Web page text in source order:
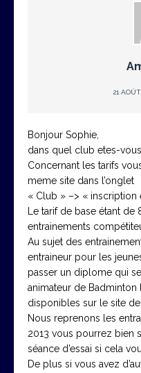
21 AOÛT
Bonjour Sophie,
dans quel club etes-
Concernant les tarifs
meme site dans l’onglet
« Club » –> « inscription
Le tarif de base étant
entrainements
Au sujet des
entraineur pour les
passer un diplome qui
animateur de
disponibles sur le site de
Nous reprenons les
2013 vous pourrez bien
séance d’essai si cela
De plus si vous avez